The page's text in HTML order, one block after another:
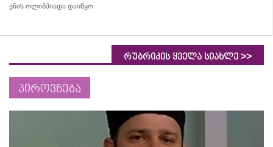
ენის ოლიმპიადა დაიწყო
რუბრიკის ყველა სიახლე >>
პიროვნება